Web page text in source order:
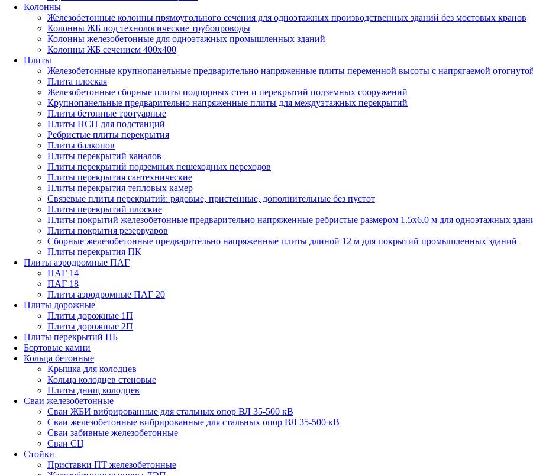
Колонны
Железобетонные колонны прямоугольного сечения для одноэтажных производственных зданий без мостовых кранов
Колонны ЖБ под технологические трубопроводы
Колонны железобетонные для одноэтажных промышленных зданий
Колонны ЖБ сечением 400х400
Плиты
Железобетонные крупнопанельные предварительно напряженные плиты переменной высоты с напрягаемой
Плита плоская
Железобетонные сборные плиты подпорных стен и перекрытий подземных сооружений
Крупнопанельные предварительно напряженные плиты для междуэтажных перекрытий
Плиты бетонные тротуарные
Плиты НСП для подстанций
Ребристые плиты перекрытия
Плиты балконов
Плиты перекрытий каналов
Плиты перекрытий подземных пешеходных переходов
Плиты перекрытия сантехнические
Плиты перекрытия тепловых камер
Связевые плиты перекрытий: рядовые, пристенные, дополнительные без пустот
Плиты перекрытий плоские
Плиты покрытий железобетонные предварительно напряженные ребристые размером 1.5х6.0 м для одноэтажных
Плиты покрытия резервуаров
Сборные железобетонные предварительно напряженные плиты длиной 12 м для покрытий промышленных зданий
Плиты перекрытия ПК
Плиты аэродромные ПАГ
ПАГ 14
ПАГ 18
Плиты аэродромные ПАГ 20
Плиты дорожные
Плиты дорожные 1П
Плиты дорожные 2П
Плиты перекрытий ПБ
Бортовые камни
Кольца бетонные
Крышка для колодцев
Кольца колодцев стеновые
Плиты днищ колодцев
Сваи железобетонные
Сваи ЖБИ вибрированные для стальных опор ВЛ 35-500 кВ
Сваи железобетонные вибрированные для стальных опор ВЛ 35-500 кВ
Сваи забивные железобетонные
Сваи СЦ
Стойки
Приставки ПТ железобетонные